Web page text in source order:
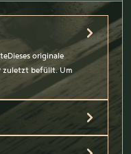
originale
zuletzt befüllt. Um